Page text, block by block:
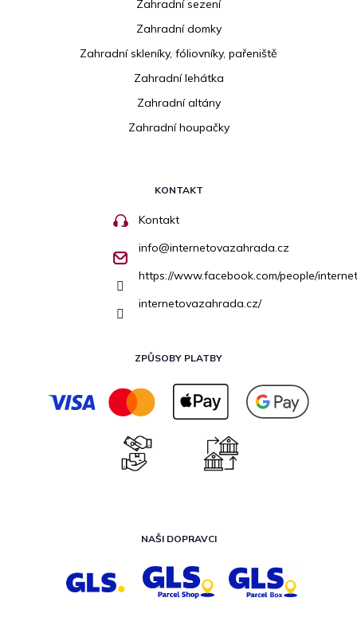
Zahradní sezení
Zahradní domky
Zahradní skleníky, fóliovníky, pařeniště
Zahradní lehátka
Zahradní altány
Zahradní houpačky
KONTAKT
Kontakt
info@internetovazahrada.cz
https://www.facebook.com/people/
internetovazahrada.cz/
ZPŮSOBY PLATBY
NAŠI DOPRAVCI